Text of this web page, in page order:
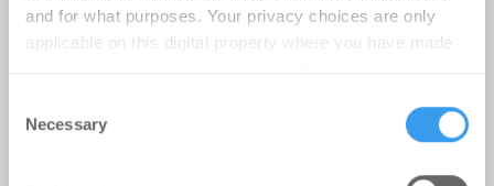
and for what purposes. Your privacy choices are only
applicable on this digital property where you have made
the Privacy trigger icon.
Find out more about how your personal data is processed
Selection
Necessary
Ingeborg-Warschke-Nachwuchspreis
möglich – Bundesbauministerin